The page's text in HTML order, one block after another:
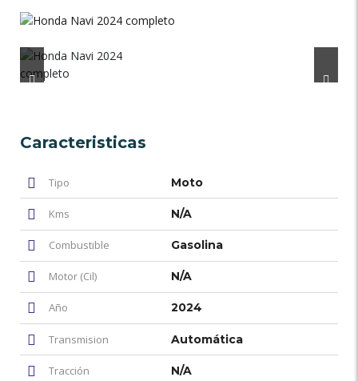
Caracteristicas
Tipo Moto
Kms N/A
Combustible Gasolina
Motor (Cil) N/A
Año 2024
Transmision Automática
Tracción N/A